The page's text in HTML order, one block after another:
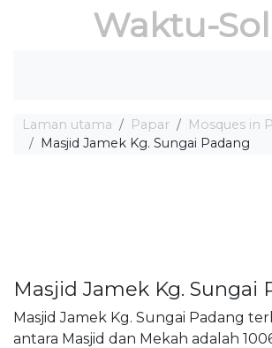
Waktu-
Laman utama Papar
Mosques in
Masjid Jamek Kg. Sungai Padang
Masjid Jamek Kg. Sungai
Masjid Jamek Kg. Sungai Padang
antara Masjid dan Mekah adalah